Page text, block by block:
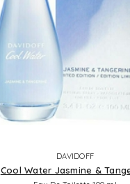
DAVIDOFF
Cool Water Jasmine &